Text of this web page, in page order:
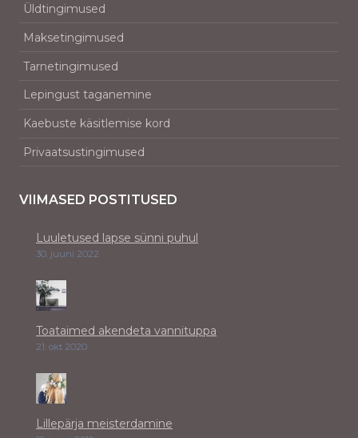
Üldtingimused
Maksetingimused
Tarnetingimused
Lepingust taganemine
Kaebuste käsitlemise kord
Privaatsustingimused
VIIMASED POSTITUSED
Luuletused lapse sünni puhul
30. juuni 2022
Toataimed akendeta vannituppa
21. okt 2020
Lillepärja meisterdamine